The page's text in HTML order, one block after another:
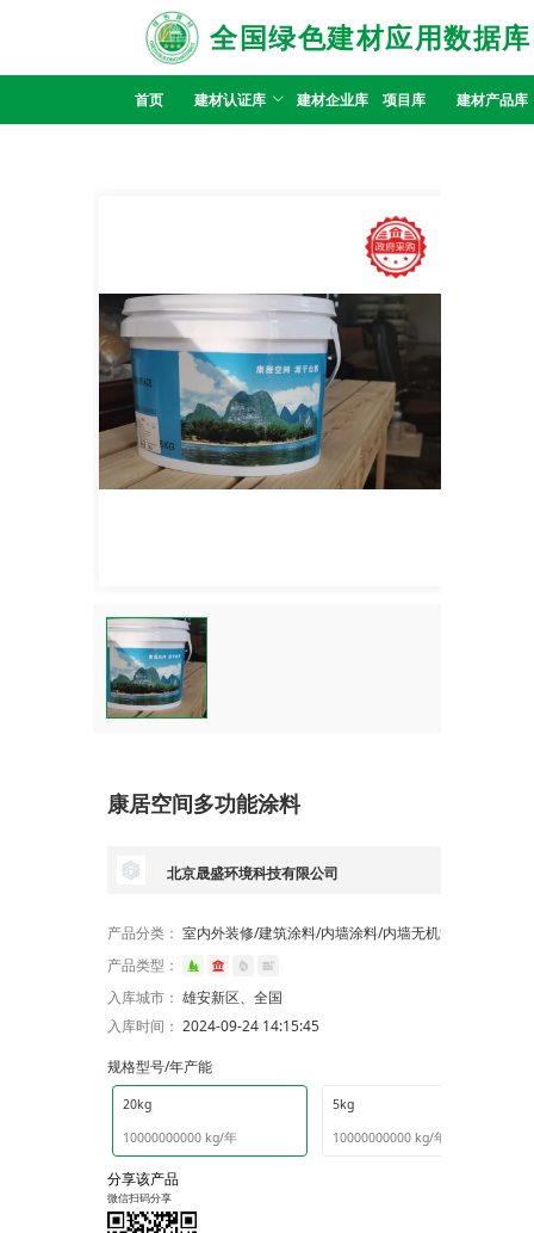
全国绿色建材应用数据库
首页 建材认证库 建材企业库 项目库 建材产品库
康居空间多功能涂料
北京晟盛环境科技有限公司
产品分类： 室内外装修/建筑涂料/内墙涂料/内墙无机涂料
产品类型：
入库城市： 雄安新区、全国
入库时间： 2024-09-24 14:15:45
规格型号/年产能
20kg
10000000000 kg/年
5kg
10000000000 kg/年
分享该产品
微信扫码分享